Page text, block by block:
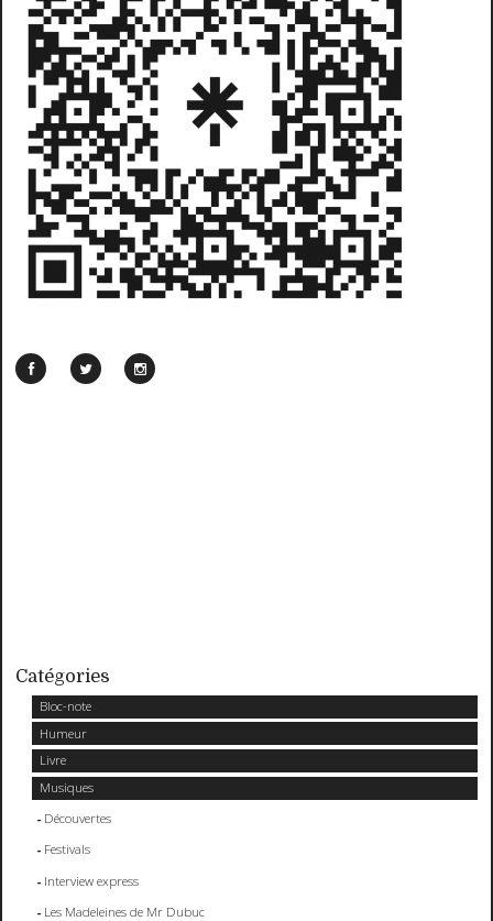
Catégories
Bloc-note
Humeur
Livre
Musiques
Découvertes
Festivals
Interview express
Les Madeleines de Mr Dubuc